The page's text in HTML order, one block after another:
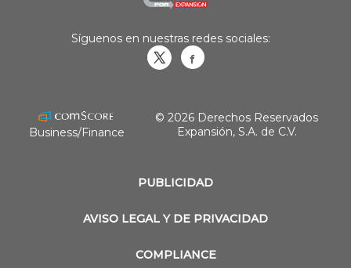
PUBLICIDAD
AVISO LEGAL Y DE PRIVACIDAD
COMPLIANCE
Síguenos en nuestras redes sociales:
Business/Finance
© 2026 Derechos Reservados
Expansión, S.A. de C.V.